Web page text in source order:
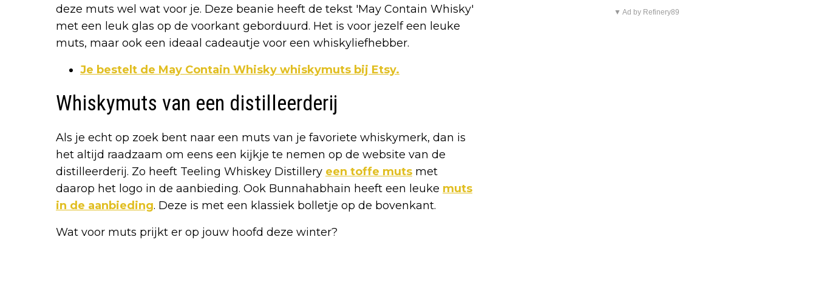
deze muts wel wat voor je. Deze beanie heeft de tekst 'May Contain Whisky'
met een leuk glas op de voorkant geborduurd. Het is voor jezelf een leuke
muts, maar ook een ideaal cadeautje voor een whiskyliefhebber.
Je bestelt de May Contain Whisky whiskymuts bij Etsy.
Whiskymuts van een distilleerderij
Als je echt op zoek bent naar een muts van je favoriete whiskymerk, dan is
het altijd raadzaam om eens een kijkje te nemen op de website van de
distilleerderij. Zo heeft Teeling Whiskey Distillery een toffe muts met
daarop het logo in de aanbieding. Ook Bunnahabhain heeft een leuke muts
in de aanbieding. Deze is met een klassiek bolletje op de bovenkant.
Wat voor muts prijkt er op jouw hoofd deze winter?
▼ Ad by Refinery89